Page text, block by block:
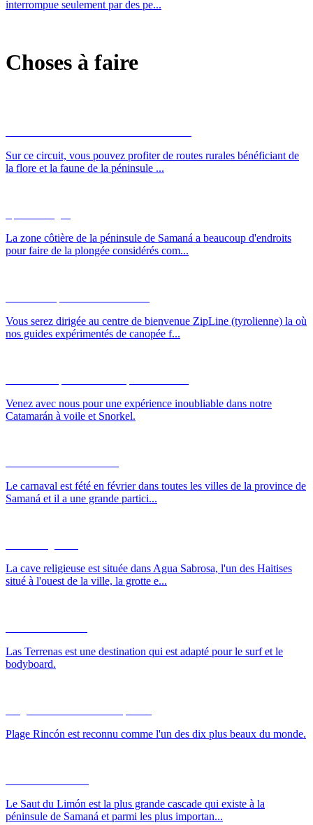
interrompue seulement par des pe...
Choses à faire
Sur ce circuit, vous pouvez profiter de routes rurales bénéficiant de
la flore et la faune de la péninsule ...
La zone côtière de la péninsule de Samaná a beaucoup d'endroits
pour faire de la plongée considérés com...
Vous serez dirigée au centre de bienvenue ZipLine (tyrolienne) la où
nos guides expérimentés de canopée f...
Venez avec nous pour une expérience inoubliable dans notre
Catamarán à voile et Snorkel.
Le carnaval est fété en février dans toutes les villes de la province de
Samaná et il a une grande partici...
La cave religieuse est située dans Agua Sabrosa, l'un des Haitises
situé à l'ouest de la ville, la grotte e...
Las Terrenas est une destination qui est adapté pour le surf et le
bodyboard.
Plage Rincón est reconnu comme l'un des dix plus beaux du monde.
Le Saut du Limón est la plus grande cascade qui existe à la
péninsule de Samaná et parmi les plus importan...